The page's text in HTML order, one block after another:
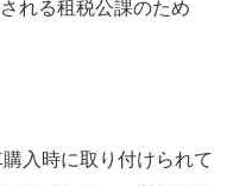
れる租税公課のため
入時に取り付けられて